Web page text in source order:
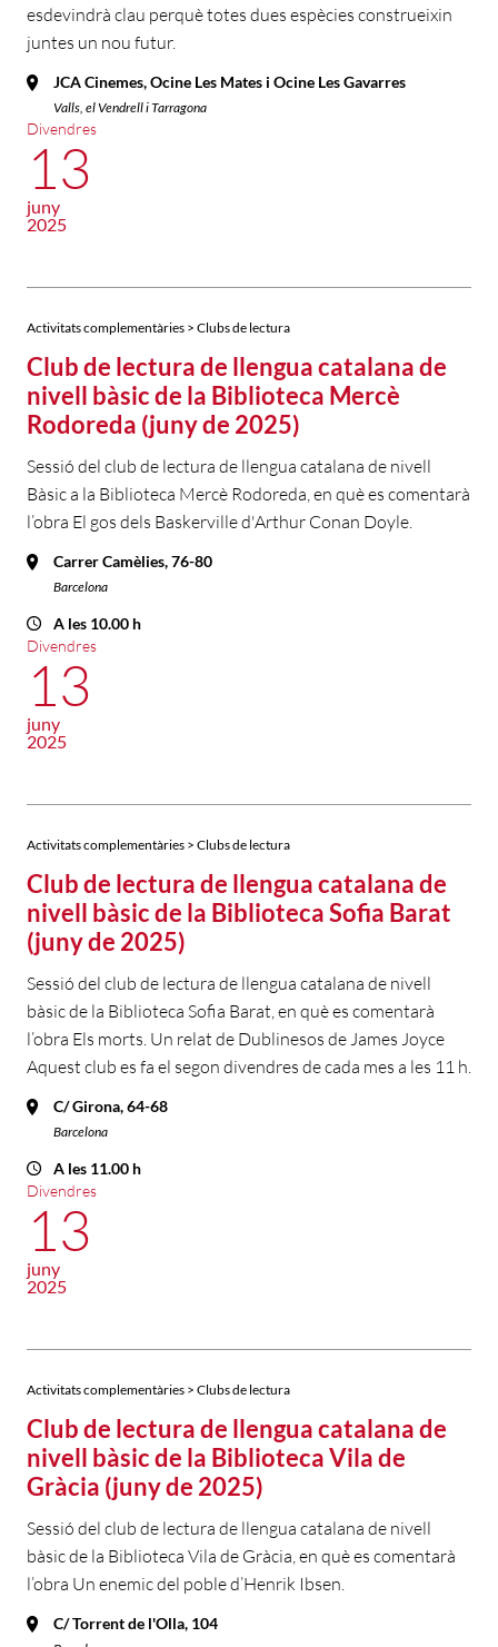
esdevindrà clau perquè totes dues espècies construeixin
juntes un nou futur.
JCA Cinemes, Ocine Les Mates i Ocine Les Gavarres
Valls, el Vendrell i Tarragona
Divendres
13
juny
2025
Activitats complementàries > Clubs de lectura
Club de lectura de llengua catalana de
nivell bàsic de la Biblioteca Mercè
Rodoreda (juny de 2025)
Sessió del club de lectura de llengua catalana de nivell
Bàsic a la Biblioteca Mercè Rodoreda, en què es comentarà
l’obra El gos dels Baskerville d'Arthur Conan Doyle.
Carrer Camèlies, 76-80
Barcelona
A les 10.00 h
Divendres
13
juny
2025
Activitats complementàries > Clubs de lectura
Club de lectura de llengua catalana de
nivell bàsic de la Biblioteca Sofia Barat
(juny de 2025)
Sessió del club de lectura de llengua catalana de nivell
bàsic de la Biblioteca Sofia Barat, en què es comentarà
l’obra Els morts. Un relat de Dublinesos de James Joyce
Aquest club es fa el segon divendres de cada mes a les 11 h.
C/ Girona, 64-68
Barcelona
A les 11.00 h
Divendres
13
juny
2025
Activitats complementàries > Clubs de lectura
Club de lectura de llengua catalana de
nivell bàsic de la Biblioteca Vila de
Gràcia (juny de 2025)
Sessió del club de lectura de llengua catalana de nivell
bàsic de la Biblioteca Vila de Gràcia, en què es comentarà
l’obra Un enemic del poble d’Henrik Ibsen.
C/ Torrent de l'Olla, 104